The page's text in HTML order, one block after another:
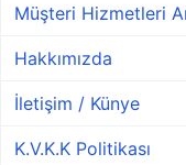
Müşteri Hizmetleri
Hakkımızda
İletişim / Künye
K.V.K.K Politikası